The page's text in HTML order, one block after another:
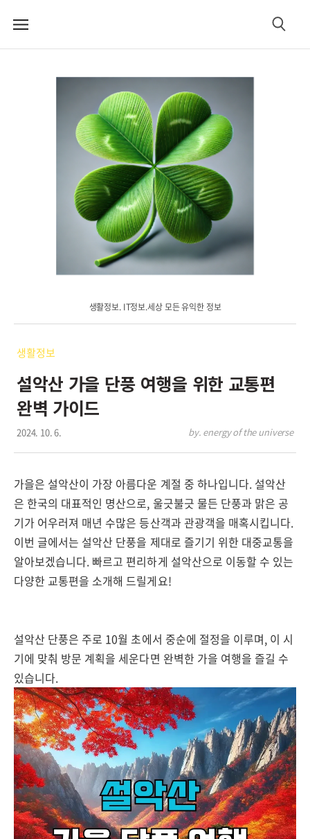
메
검
생활정보. IT정보.세상 모든 유익한 정보
생활정보
설악산 가을 단풍 여행을 위한 교통편
완벽 가이드
2024. 10. 6. by. energy of the universe
가을은 설악산이 가장 아름다운 계절 중 하나입니다. 설악산
은 한국의 대표적인 명산으로, 울긋불긋 물든 단풍과 맑은 공
기가 어우러져 매년 수많은 등산객과 관광객을 매혹시킵니다.
이번 글에서는 설악산 단풍을 제대로 즐기기 위한 대중교통을
알아보겠습니다. 빠르고 편리하게 설악산으로 이동할 수 있는
다양한 교통편을 소개해 드릴게요!
설악산 단풍은 주로 10월 초에서 중순에 절정을 이루며, 이 시
기에 맞춰 방문 계획을 세운다면 완벽한 가을 여행을 즐길 수
있습니다.